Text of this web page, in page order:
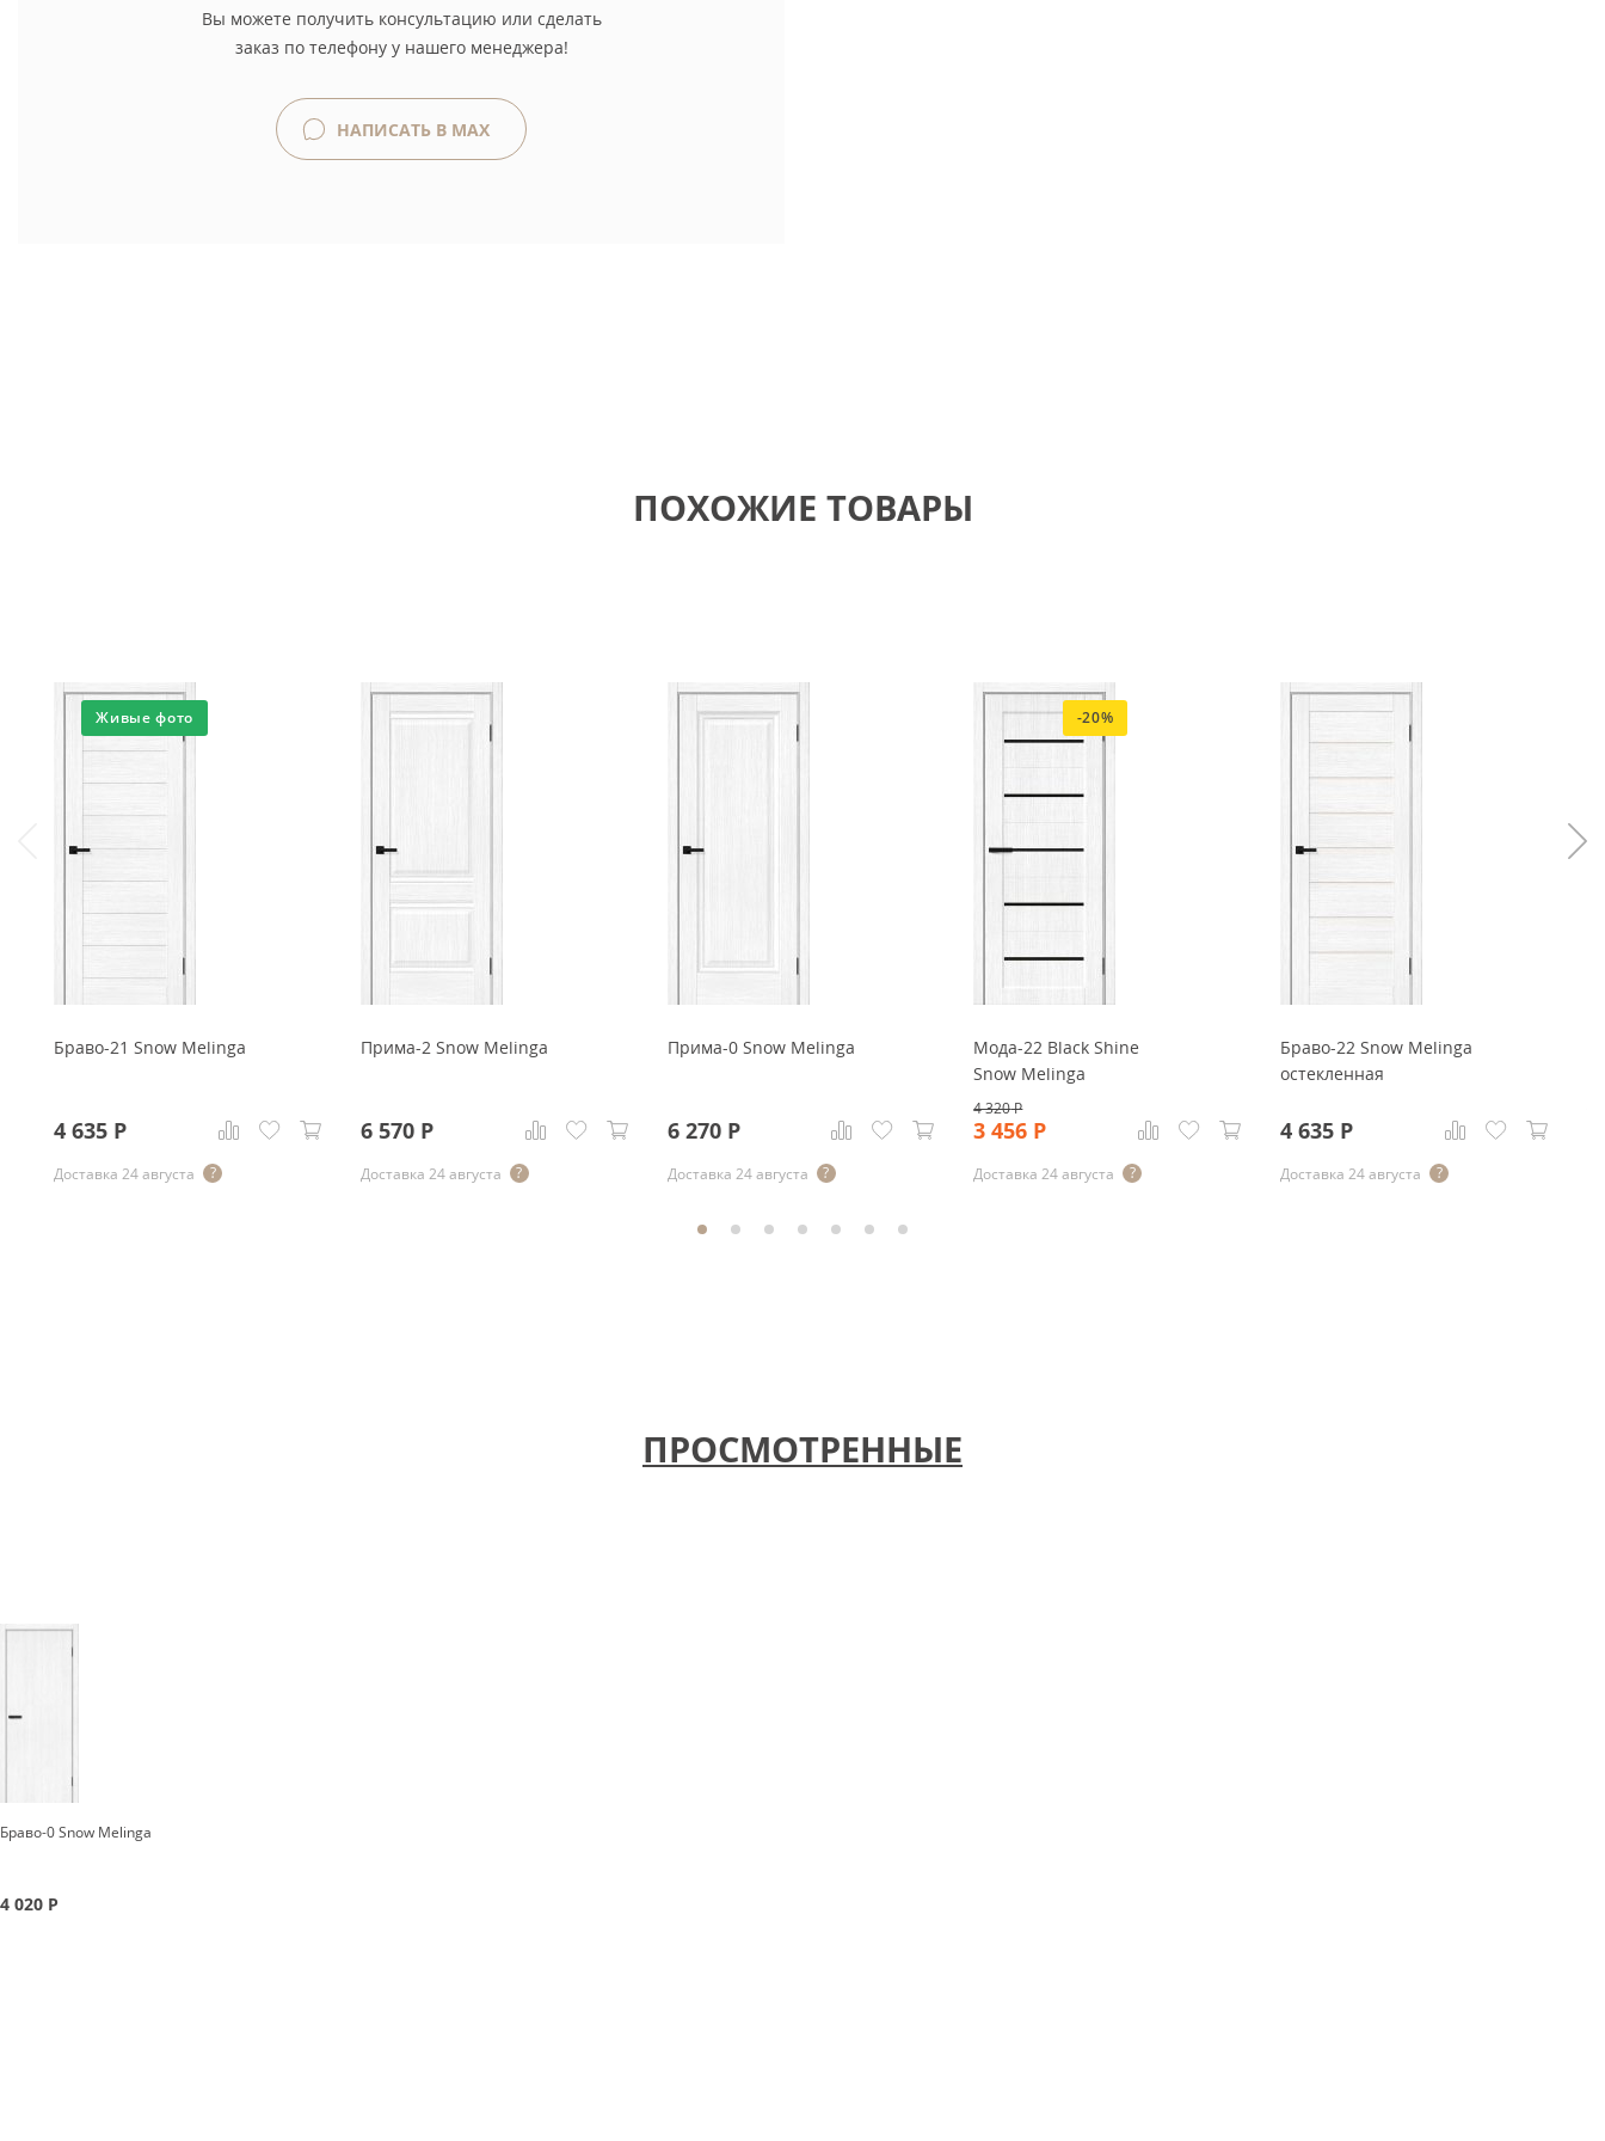
Вы можете получить консультацию или сделать
заказ по телефону у нашего менеджера!
НАПИСАТЬ В MAX
ПОХОЖИЕ ТОВАРЫ
Живые фото
Браво-21 Snow Melinga
4 635 Р
Доставка 24 августа
Прима-2 Snow Melinga
6 570Р
Доставка 24 августа
Прима-0 Snow Melinga
6 270Р
Доставка 24 августа
-20%
Мода-22 Black Shine
Snow Melinga
4 320Р
3 456 Р
Доставка 24 августа
Браво-22 Snow Melinga
остекленная
4 635 Р
Доставка 24 августа
ПРОСМОТРЕННЫЕ
Браво-0 Snow Melinga
4 020 Р